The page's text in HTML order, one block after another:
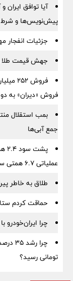
آیا توافق
پیش‌نویس‌ها و شرط
جزئیات
جهش قیمت طلا و سکه امروز ۱۳
فروش
فروش «دیران» به
بمب استقلال
جمع آبی‌ها
عملیاتی ۶.۷ همتی سود ساخت
طلاق به خاطر
حماقت کردم
چرا ایران‌خودرو با رشد ۲۴ درصدی فروش، ۲۲.۵
تومانی رسید؟